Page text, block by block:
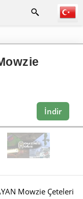
İndir
Mowzie Çeteleri